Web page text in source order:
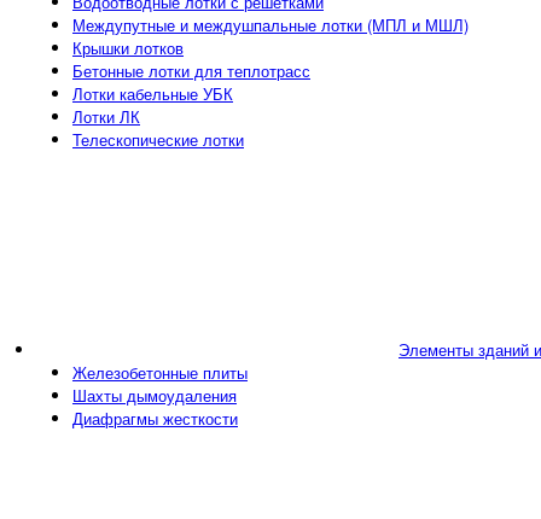
Междупутные и междушпальные лотки (МПЛ и МШЛ)
Крышки лотков
Бетонные лотки для теплотрасс
Лотки кабельные УБК
Лотки ЛК
Телескопические лотки
Элементы зданий
Железобетонные плиты
Шахты дымоудаления
Диафрагмы жесткости